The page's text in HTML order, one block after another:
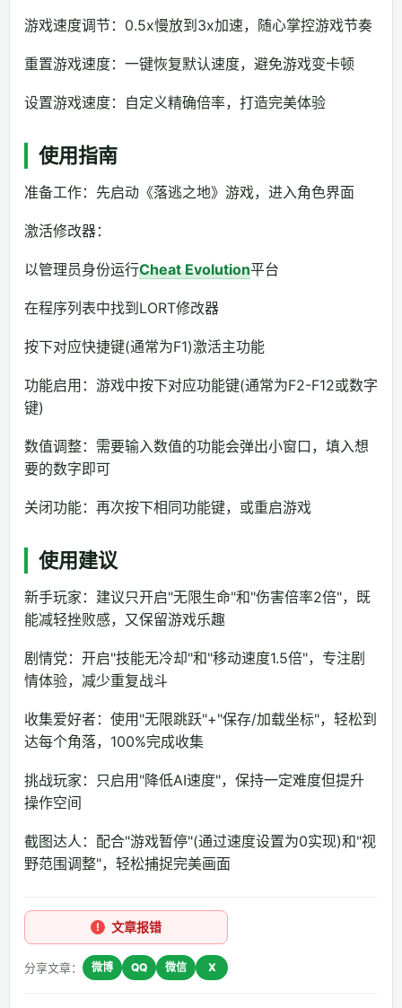
游戏速度调节：0.5x慢放到3x加速，随心掌控游戏节奏
重置游戏速度：一键恢复默认速度，避免游戏变卡顿
设置游戏速度：自定义精确倍率，打造完美体验
使用指南
准备工作：先启动《落逃之地》游戏，进入角色界面
激活修改器：
以管理员身份运行Cheat Evolution平台
在程序列表中找到LORT修改器
按下对应快捷键(通常为F1)激活主功能
功能启用：游戏中按下对应功能键(通常为F2-F12或数字
键)
数值调整：需要输入数值的功能会弹出小窗口，填入想
要的数字即可
关闭功能：再次按下相同功能键，或重启游戏
使用建议
新手玩家：建议只开启"无限生命"和"伤害倍率2倍"，既
能减轻挫败感，又保留游戏乐趣
剧情党：开启"技能无冷却"和"移动速度1.5倍"，专注剧
情体验，减少重复战斗
收集爱好者：使用"无限跳跃"+"保存/加载坐标"，轻松到
达每个角落，100%完成收集
挑战玩家：只启用"降低AI速度"，保持一定难度但提升
操作空间
截图达人：配合"游戏暂停"(通过速度设置为0实现)和"视
野范围调整"，轻松捕捉完美画面
文章报错
分享文章： 微博 QQ 微信 X